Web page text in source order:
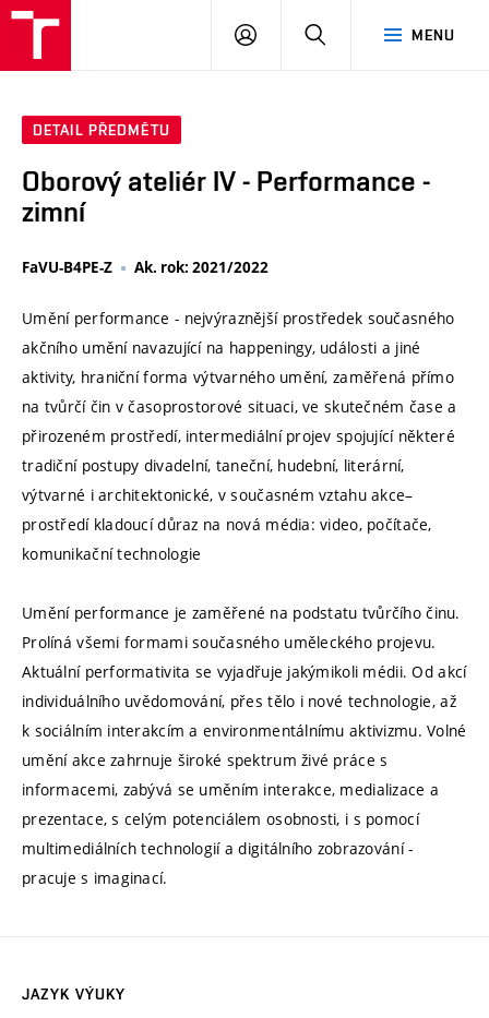
MENU
PŘIHLÁSIT
DETAIL PŘEDMĚTU
Oborový ateliér IV - Performance -
zimní
FaVU-B4PE-Z Ak. rok: 2021/2022
Umění performance - nejvýraznější prostředek současného
akčního umění navazující na happeningy, události a jiné
aktivity, hraniční forma výtvarného umění, zaměřená přímo
na tvůrčí čin v časoprostorové situaci, ve skutečném čase a
přirozeném prostředí, intermediální projev spojující některé
tradiční postupy divadelní, taneční, hudební, literární,
výtvarné i architektonické, v současném vztahu akce–
prostředí kladoucí důraz na nová média: video, počítače,
komunikační technologie
Umění performance je zaměřené na podstatu tvůrčího činu.
Prolíná všemi formami současného uměleckého projevu.
Aktuální performativita se vyjadřuje jakýmikoli médii. Od akcí
individuálního uvědomování, přes tělo i nové technologie, až
k sociálním interakcím a environmentálnímu aktivizmu. Volné
umění akce zahrnuje široké spektrum živé práce s
informacemi, zabývá se uměním interakce, medializace a
prezentace, s celým potenciálem osobnosti, i s pomocí
multimediálních technologií a digitálního zobrazování -
pracuje s imaginací.
JAZYK VÝUKY